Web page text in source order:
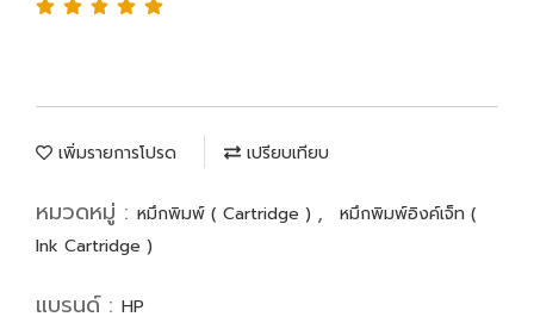
เพิ่มรายการโปรด เปรียบเทียบ
หมวดหมู่ : หมึกพิมพ์ ( Cartridge ) ,
หมึกพิมพ์อิงค์เจ็ท (
Ink Cartridge )
แบรนด์ : HP